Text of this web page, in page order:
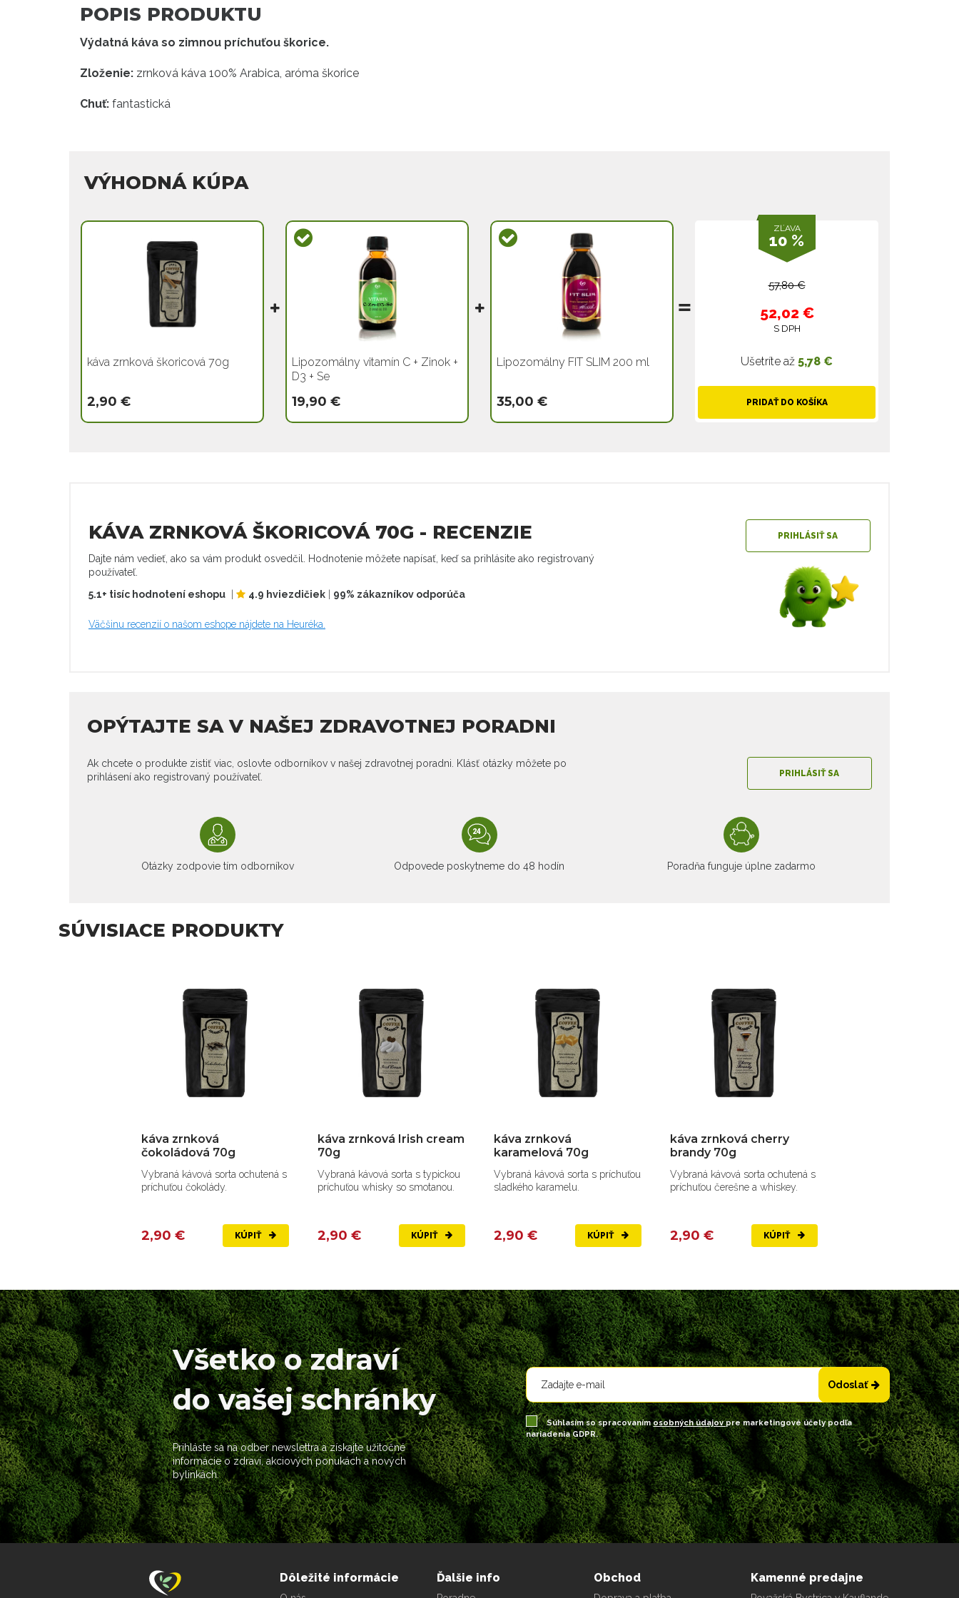
POPIS PRODUKTU
Výdatná káva so zimnou príchuťou škorice.
Zloženie: zrnková káva 100% Arabica, aróma škorice
Chuť: fantastická
VÝHODNÁ KÚPA
káva zrnková škoricová 70g
2,90 €
Lipozomálny vitamín C + Zinok +
D3 + Se
19,90 €
Lipozomálny FIT SLIM 200 ml
35,00 €
ZĽAVA
10 %
57,80 €
52,02 €
S DPH
Ušetríte až 5,78 €
PRIDAŤ DO KOŠÍKA
KÁVA ZRNKOVÁ ŠKORICOVÁ 70G - RECENZIE PRIHLÁSIŤ SA
Dajte nám vedieť, ako sa vám produkt osvedčil. Hodnotenie môžete napísať, keď sa prihlásite ako registrovaný
používateľ.
5.1+ tisíc hodnotení eshopu
4.9 hviezdičiek 99% zákazníkov odporúča
Väčšinu recenzií o našom eshope nájdete na Heuréka.
OPÝTAJTE SA V NAŠEJ ZDRAVOTNEJ PORADNI
Ak chcete o produkte zistiť viac, oslovte odborníkov v našej zdravotnej poradni. Klásť otázky môžete po
prihlásení ako registrovaný používateľ.
PRIHLÁSIŤ SA
Otázky zodpovie tím odborníkov Odpovede poskytneme do 48 hodín Poradňa funguje úplne zadarmo
SÚVISIACE PRODUKTY
káva zrnková
čokoládová 70g
Vybraná kávová sorta ochutená s
príchuťou čokolády.
2,90 € KÚPIŤ
káva zrnková Irish cream
70g
Vybraná kávová sorta s typickou
príchuťou whisky so smotanou.
2,90 € KÚPIŤ
káva zrnková
karamelová 70g
Vybraná kávová sorta s príchuťou
sladkého karamelu.
2,90 € KÚPIŤ
káva zrnková cherry
brandy 70g
Vybraná kávová sorta ochutená s
príchuťou čerešne a whiskey.
2,90 € KÚPIŤ
Všetko o zdraví
do vašej schránky
Prihláste sa na odber newslettra a získajte užitočné
informácie o zdraví, akciových ponukách a nových
bylinkách.
Odoslať
Súhlasím so spracovanímosobných údajovpre marketingové účely podľa
nariadenia GDPR.
Dôležité informácie Ďalšie info Obchod Kamenné predajne